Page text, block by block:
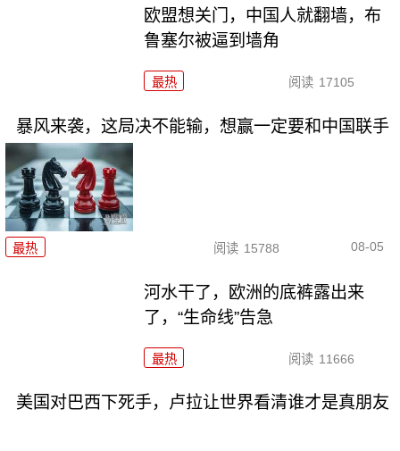
欧盟想关门，中国人就翻墙，布
鲁塞尔被逼到墙角
最热 阅读 17105
暴风来袭，这局决不能输，想赢一定要和中国联手
最热 阅读 15788 08-05
河水干了，欧洲的底裤露出来
了，“生命线”告急
最热 阅读 11666
美国对巴西下死手，卢拉让世界看清谁才是真朋友